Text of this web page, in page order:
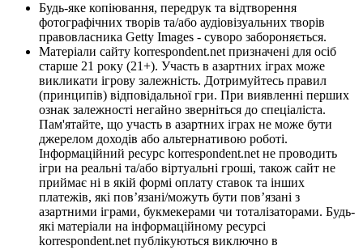
Будь-яке копіювання, передрук та відтворення
фотографічних творів та/або аудіовізуальних творів
правовласника Getty Images - суворо забороняється.
Матеріали сайту korrespondent.net призначені для осіб
старше 21 року (21+). Участь в азартних іграх може
викликати ігрову залежність. Дотримуйтесь правил
(принципів) відповідальної гри. При виявленні перших
ознак залежності негайно зверніться до спеціаліста.
Пам'ятайте, що участь в азартних іграх не може бути
джерелом доходів або альтернативою роботі.
Інформаційний ресурс korrespondent.net не проводить
ігри на реальні та/або віртуальні гроші, також сайт не
приймає ні в якій формі оплату ставок та інших
платежів, які пов’язані/можуть бути пов’язані з
азартними іграми, букмекерами чи тоталізаторами. Будь-
які матеріали на інформаційному ресурсі
korrespondent.net публікуються виключно в